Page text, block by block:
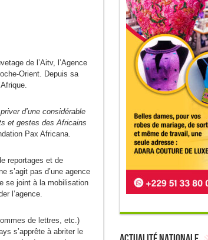
de l’Aitv, l’Agence
Orient. Depuis sa
d’une considérable
et gestes des Africains
Pax Africana.
reportages et de
s’agit pas d’une agence
se joint à la mobilisation
l’agence.
de lettres, etc.)
s’apprête à abriter le